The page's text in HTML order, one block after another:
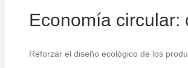
Economía circular:
Reforzar el diseño ecológico de los